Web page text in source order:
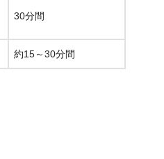
30分間
約15～30分間